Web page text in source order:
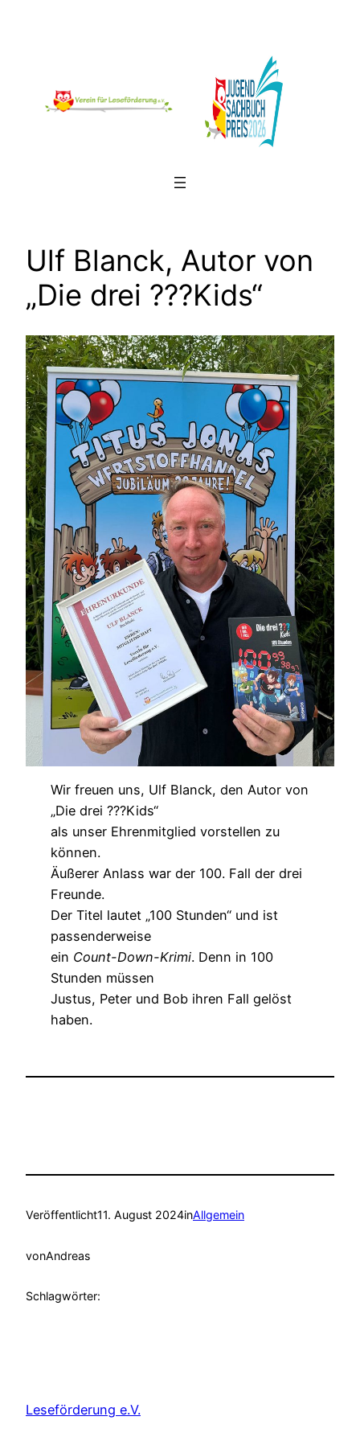
Ulf Blanck, Autor von
„Die drei ???Kids“
Wir freuen uns, Ulf Blanck, den Autor von
„Die drei ???Kids“
als unser Ehrenmitglied vorstellen zu
können.
Äußerer Anlass war der 100. Fall der drei
Freunde.
Der Titel lautet „100 Stunden“ und ist
passenderweise
ein Count-Down-Krimi. Denn in 100
Stunden müssen
Justus, Peter und Bob ihren Fall gelöst
haben.
Veröffentlicht11. August 2024inAllgemein
vonAndreas
Schlagwörter:
Leseförderung e.V.